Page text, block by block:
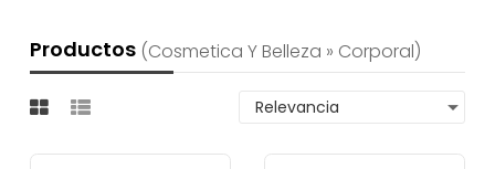
Productos (cosmetica Y Belleza » Corporal)